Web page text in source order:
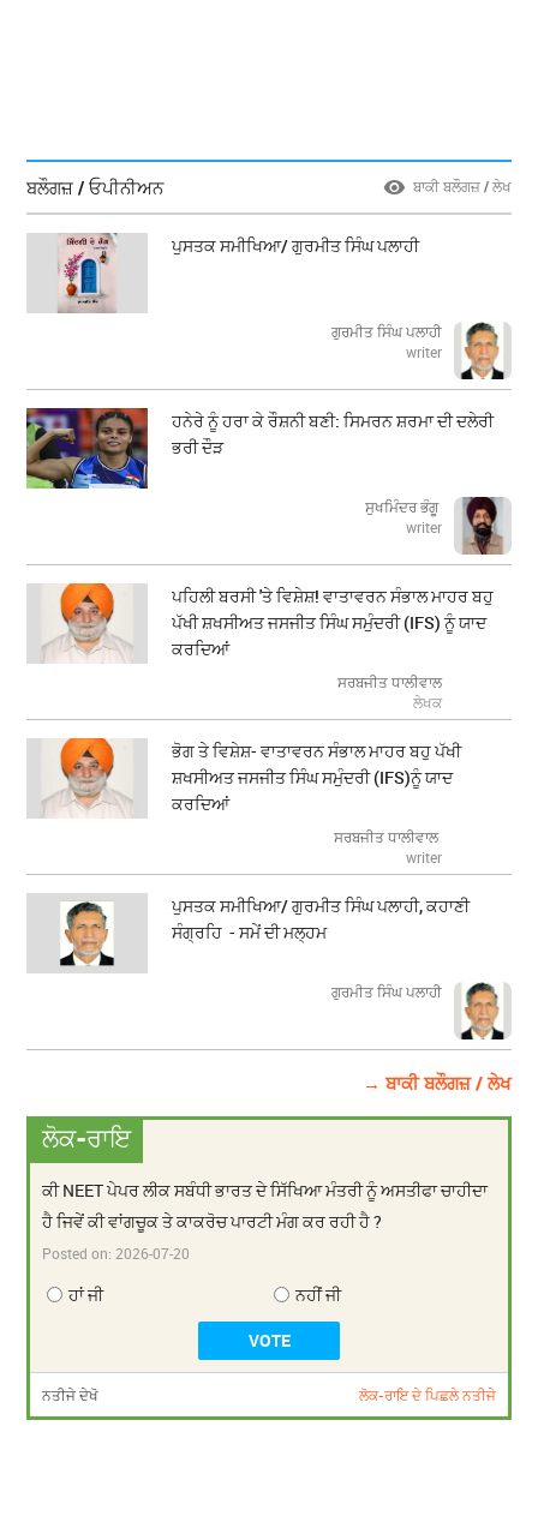
ਬਲੌਗਜ਼ / ਓਪੀਨੀਅਨ ਬਾਕੀ ਬਲੌਗਜ਼ / ਲੇਖ
ਪੁਸਤਕ ਸਮੀਖਿਆ/ ਗੁਰਮੀਤ ਸਿੰਘ ਪਲਾਹੀ
ਗੁਰਮੀਤ ਸਿੰਘ ਪਲਾਹੀ
writer
ਹਨੇਰੇ ਨੂੰ ਹਰਾ ਕੇ ਰੌਸ਼ਨੀ ਬਣੀ: ਸਿਮਰਨ ਸ਼ਰਮਾ ਦੀ ਦਲੇਰੀ
ਭਰੀ ਦੌੜ
ਸੁਖਮਿੰਦਰ ਭੰਗੂ
writer
ਪਹਿਲੀ ਬਰਸੀ 'ਤੇ ਵਿਸ਼ੇਸ਼! ਵਾਤਾਵਰਨ ਸੰਭਾਲ ਮਾਹਰ ਬਹੁ
ਪੱਖੀ ਸ਼ਖਸੀਅਤ ਜਸਜੀਤ ਸਿੰਘ ਸਮੁੰਦਰੀ (IFS) ਨੂੰ ਯਾਦ
ਕਰਦਿਆਂ
ਸਰਬਜੀਤ ਧਾਲੀਵਾਲ
ਲੇਖਕ
ਭੋਗ ਤੇ ਵਿਸ਼ੇਸ਼- ਵਾਤਾਵਰਨ ਸੰਭਾਲ ਮਾਹਰ ਬਹੁ ਪੱਖੀ
ਸ਼ਖਸੀਅਤ ਜਸਜੀਤ ਸਿੰਘ ਸਮੁੰਦਰੀ (IFS)ਨੂੰ ਯਾਦ
ਕਰਦਿਆਂ
ਸਰਬਜੀਤ ਧਾਲੀਵਾਲ
writer
ਪੁਸਤਕ ਸਮੀਖਿਆ/ ਗੁਰਮੀਤ ਸਿੰਘ ਪਲਾਹੀ, ਕਹਾਣੀ
ਸੰਗ੍ਰਹਿ - ਸਮੇਂ ਦੀ ਮਲ੍ਹਮ
ਗੁਰਮੀਤ ਸਿੰਘ ਪਲਾਹੀ
→ ਬਾਕੀ ਬਲੌਗਜ਼ / ਲੇਖ
ਲੋਕ-ਰਾਇ
ਕੀ NEET ਪੇਪਰ ਲੀਕ ਸਬੰਧੀ ਭਾਰਤ ਦੇ ਸਿੱਖਿਆ ਮੰਤਰੀ ਨੂੰ ਅਸਤੀਫਾ ਚਾਹੀਦਾ
ਹੈ ਜਿਵੇਂ ਕੀ ਵਾਂਗਚੂਕ ਤੇ ਕਾਕਰੋਚ ਪਾਰਟੀ ਮੰਗ ਕਰ ਰਹੀ ਹੈ ?
Posted on:2026-07-20
ਹਾਂ ਜੀ ਨਹੀਂ ਜੀ
ਨਤੀਜੇ ਦੇਖੋ ਲੋਕ-ਰਾਇ ਦੇ ਪਿਛਲੇ ਨਤੀਜੇ